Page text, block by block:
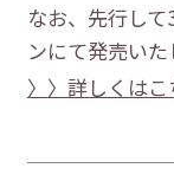
なお、先行し
ンにて発売いた
〉〉詳しくはこ
FAQ
Shop List
About us